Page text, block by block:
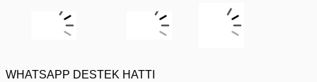
WHATSAPP DESTEK HATTI